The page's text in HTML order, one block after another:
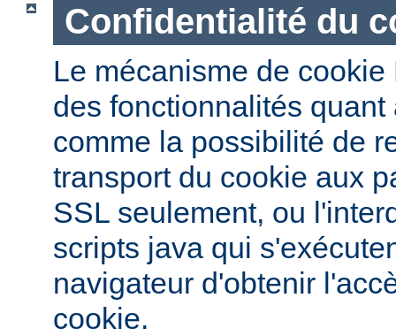
Confidentialité du
Le mécanisme de
des fonctionnalités
comme la possibilité de
transport du cookie aux
SSL seulement, ou
scripts java qui
navigateur d'obtenir
cookie.